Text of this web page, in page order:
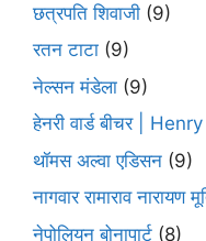
छत्रपति शिवाजी (9)
रतन टाटा (9)
नेल्सन मंडेला (9)
हेनरी वार्ड बीचर |
थॉमस अल्वा एडिसन (9)
नागवार रामाराव नारायण
नेपोलियन बोनापार्ट (8)